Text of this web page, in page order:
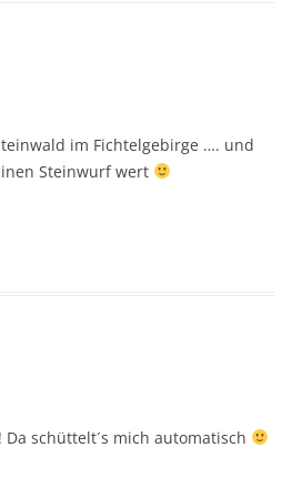
im Fichtelgebirge …. und
Steinwurf wert
schüttelt´s mich automatisch